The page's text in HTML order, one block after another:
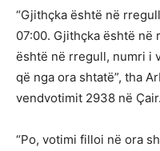
“Gjithçka është në
07:00. Gjithçka është
është në rregull, numri i
që nga ora shtatë”, tha
vendvotimit 2938 në Çair.
“Po, votimi filloi në ora